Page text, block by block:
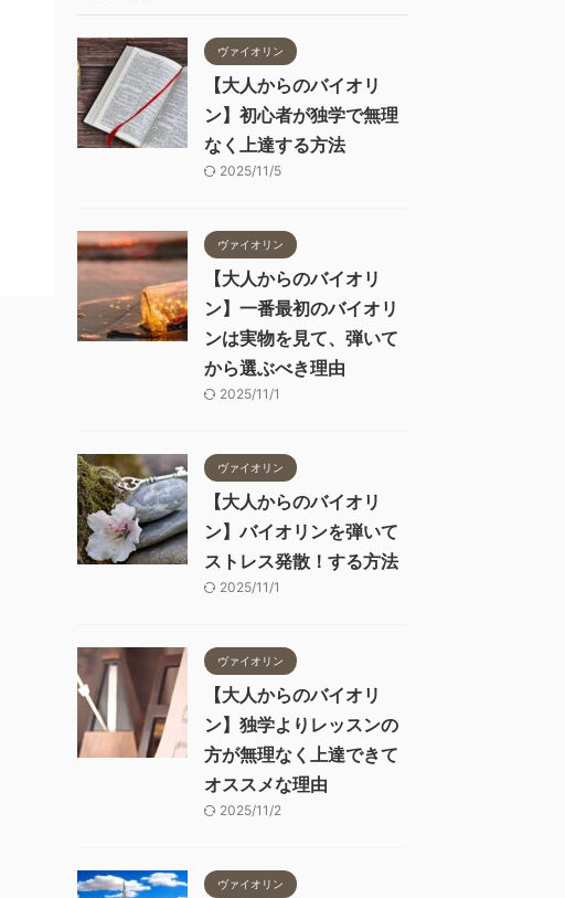
ヴァイオリン
【大人からのバイオリ
ン】初心者が独学で無理
なく上達する方法
2025/11/5
ヴァイオリン
【大人からのバイオリ
ン】一番最初のバイオリ
ンは実物を見て、弾いて
から選ぶべき理由
2025/11/1
ヴァイオリン
【大人からのバイオリ
ン】バイオリンを弾いて
ストレス発散！する方法
2025/11/1
ヴァイオリン
【大人からのバイオリ
ン】独学よりレッスンの
方が無理なく上達できて
オススメな理由
2025/11/2
ヴァイオリン